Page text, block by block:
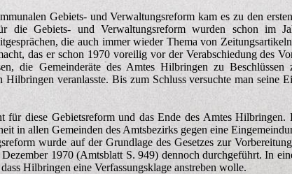
Gebiets- und Verwaltungsreform kam es zu den
die Gebiets- und Verwaltungsreform wurden schon im
die auch immer wieder Thema von
das er schon 1970 voreilig vor der Verabschiedung des
die Gemeinderäte des Amtes Hilbringen zu Beschlüssen
veranlasste. Bis zum Schluss versuchte man seine
für diese Gebietsreform und das Ende des Amtes Hilbringen.
in allen Gemeinden des Amtsbezirks gegen eine
wurde auf der Grundlage des Gesetzes zur
1970 (Amtsblatt S. 949) dennoch durchgeführt. In
Hilbringen eine Verfassungsklage anstreben wolle.